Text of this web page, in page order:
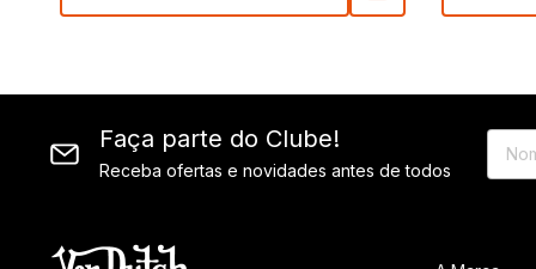
Faça parte do Clube!
Receba ofertas e novidades antes de todos